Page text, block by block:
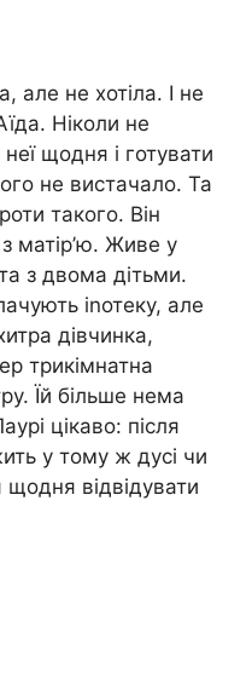
але не хотіла. І не
Ніколи не
щодня і готувати
не вистачало. Та
такого. Він
матір’ю. Живе у
з двома дітьми.
іnотеку, але
дівчинка,
трикімнатна
Їй більше нема
цікаво: після
у тому ж дусі чи
щодня відвідувати